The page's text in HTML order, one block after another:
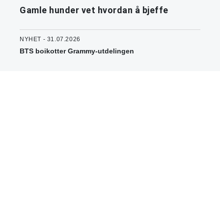
Gamle hunder vet hvordan å bjeffe
NYHET - 31.07.2026
BTS boikotter Grammy-utdelingen